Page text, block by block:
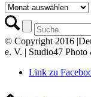
Archiv
© Copyright 2016
e. V. | Studio47 Photo
Link zu